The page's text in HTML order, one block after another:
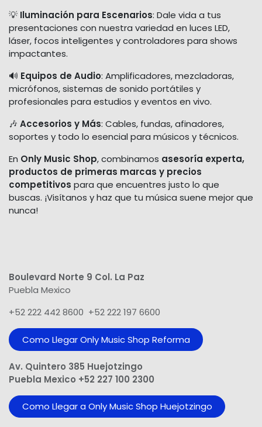
💡 Iluminación para Escenarios: Dale vida a tus
presentaciones con nuestra variedad en luces LED,
láser, focos inteligentes y controladores para shows
impactantes.
🔊 Equipos de Audio: Amplificadores, mezcladoras,
micrófonos, sistemas de sonido portátiles y
profesionales para estudios y eventos en vivo.
🎶 Accesorios y Más: Cables, fundas, afinadores,
soportes y todo lo esencial para músicos y técnicos.
En Only Music Shop, combinamos asesoría experta,
productos de primeras marcas y precios
competitivos para que encuentres justo lo que
buscas. ¡Visítanos y haz que tu música suene mejor que
nunca!
Boulevard Norte 9 Col. La Paz
Puebla Mexico
+52 222 442 8600 +52 222 197 6600
Como Llegar Only Music Shop​ Reforma
Av. Quintero 385 Huejotzingo
Puebla Mexico +52 227 100 2300
Como Llegar a Only Music Shop Huejotzingo